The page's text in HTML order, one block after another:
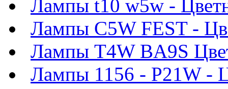
Лампы t10 w5w -
Лампы C5W FEST -
Лампы T4W BA9S
Лампы 1156 - P21W -